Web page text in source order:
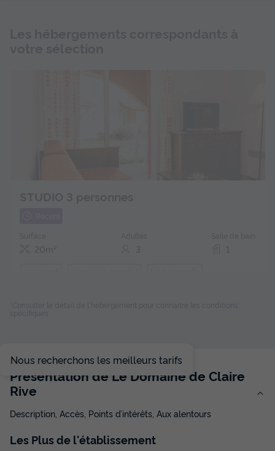
Meilleur prix pour 7 nuits
301 €
Voir les disponibilités
Nous recherchons les meilleurs tarifs
Présentation de Le Domaine de Claire
Rive
Description, Accès, Points d’intérêts, Aux alentours
Les Plusde l'établissement